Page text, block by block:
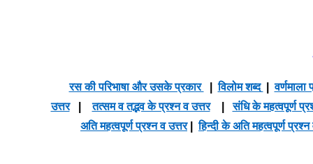
रस की परिभाषा और उसके प्रकार |विलोम शब्द |वर्णमाला
उत्तर|तत्सम व तद्भव के प्रश्न व उत्तर|संधि के महत्वपूर्ण
अति महत्वपूर्ण प्रश्न व उत्तर|हिन्दी के अति महत्वपूर्ण प्रश्न